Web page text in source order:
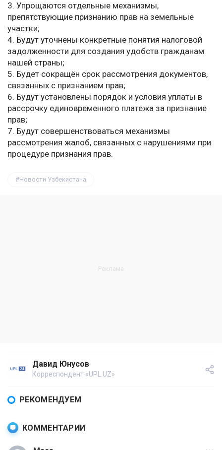
3. Упрощаются отдельные механизмы,
препятствующие признанию прав на земельные
участки;
4. Будут уточнены конкретные понятия налоговой
задолженности для создания удобств гражданам
нашей страны;
5. Будет сокращён срок рассмотрения документов,
связанных с признанием прав;
6. Будут установлены порядок и условия уплаты в
рассрочку единовременного платежа за признание
прав;
7. Будут совершенствоваться механизмы
рассмотрения жалоб, связанных с нарушениями при
процедуре признания прав.
Новости Узбекистана
Давид Юнусов
Корреспондент «UPL.UZ»
РЕКОМЕНДУЕМ
КОММЕНТАРИИ